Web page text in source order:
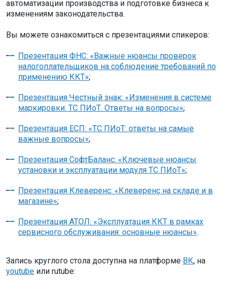
автоматизации производства и подготовке бизнеса к
изменениям законодательства.
Вы можете ознакомиться с презентациями спикеров:
Презентация ФНС: «Важные нюансы проверок
налогоплательщиков на соблюдение требований по
применению ККТ»;
Презентация Честный знак: «Изменения в системе
маркировки: ТС ПИоТ. Ответы на вопросы»;
Презентация ЕСП: «ТС ПИоТ: ответы на самые
важные вопросы»;
Презентация СофтБаланс: «Ключевые нюансы
установки и эксплуатации модуля ТС ПИоТ»;
Презентация Клеверенс: «Клеверенс на складе и в
магазине»;
Презентация АТОЛ: «Эксплуатация ККТ в рамках
сервисного обслуживания: основные нюансы».
Запись круглого стола доступна на платформе ВК, на
youtube или rutube: